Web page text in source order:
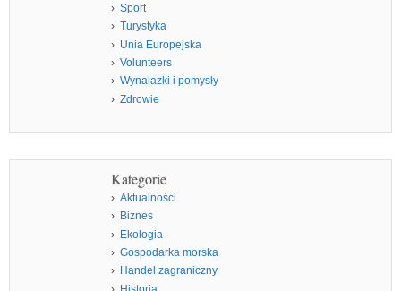
Sport
Turystyka
Unia Europejska
Volunteers
Wynalazki i pomysły
Zdrowie
Kategorie
Aktualności
Biznes
Ekologia
Gospodarka morska
Handel zagraniczny